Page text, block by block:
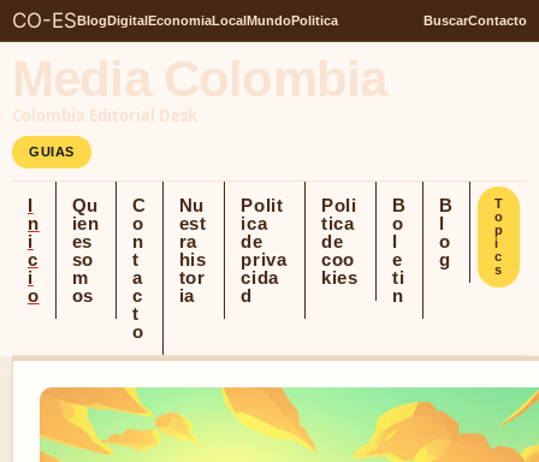
CO-ESBlogDigitalEconomiaLocalMundoPolitica BuscarContacto
Media Colombia
Colombia Editorial Desk
GUIAS
I
n
i
c
i
o
Qu
ien
es
so
m
os
C
o
n
t
a
c
t
o
Nu
est
ra
his
tor
ia
Polit
ica
de
priva
cida
d
Poli
tica
de
coo
kies
B
o
l
e
ti
n
B
l
o
g
T
o
p
i
c
s